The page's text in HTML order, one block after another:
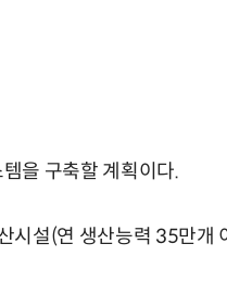
을 구축할 계획이다.
시설(연 생산능력 35만개